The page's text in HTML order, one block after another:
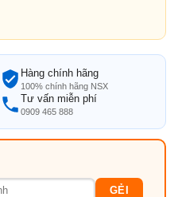
Hàng chính hãng
100% chính hãng NSX
Tư vấn miễn phí
0909 465 888
GẺI